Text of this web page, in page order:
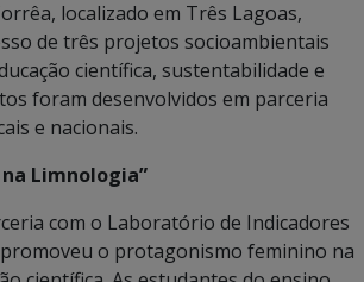
localizado em Três Lagoas,
de três projetos socioambientais
científica, sustentabilidade e
foram desenvolvidos em parceria
e nacionais.
Limnologia”
com o Laboratório de Indicadores
o protagonismo feminino na